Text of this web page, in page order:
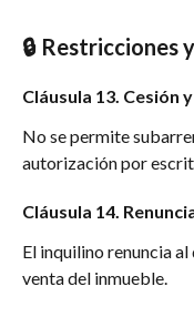
🔒 Restricciones
Cláusula 13. Cesión
No se permite
autorización por
Cláusula 14.
El inquilino renuncia
venta del inmueble.